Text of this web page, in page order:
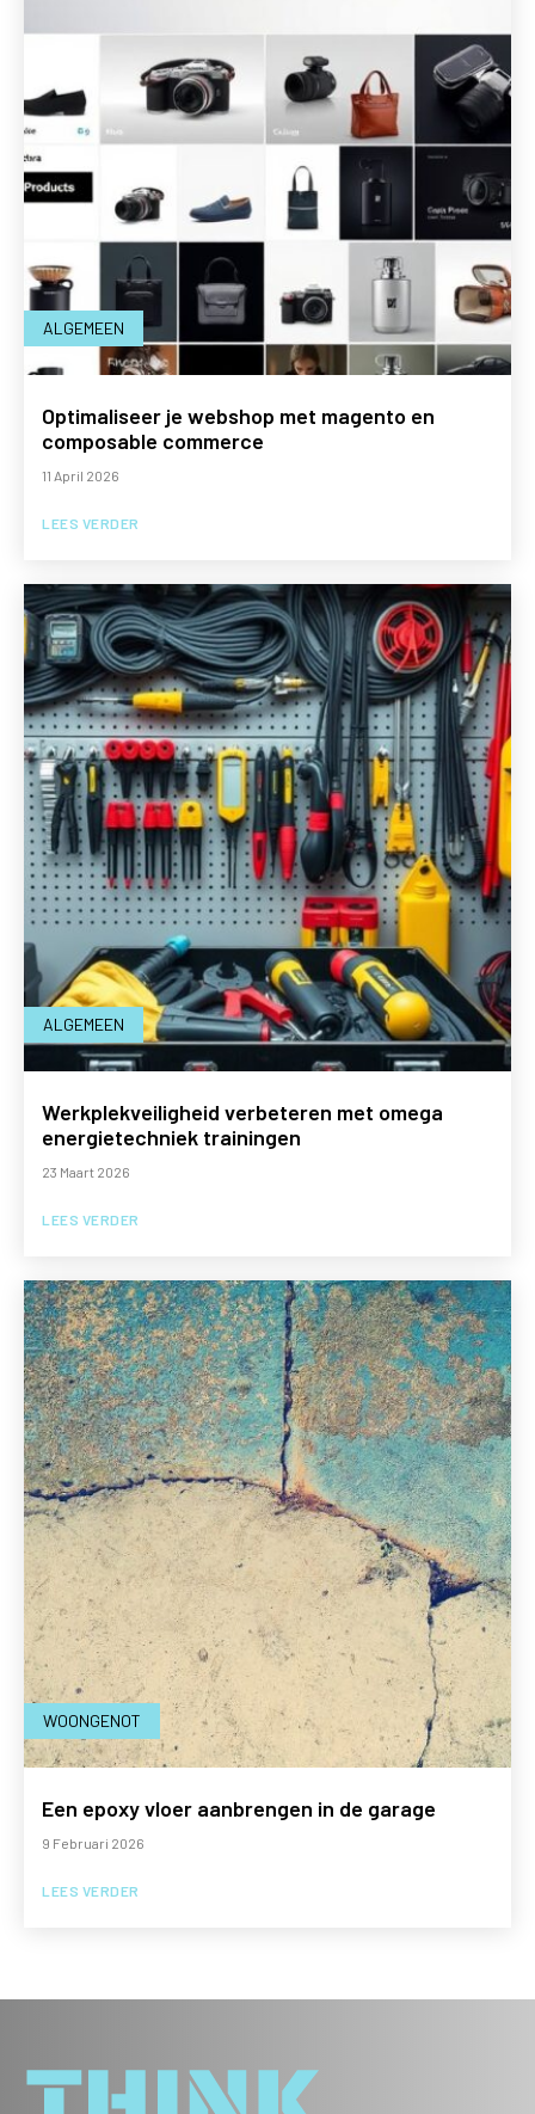
ALGEMEEN
Optimaliseer je webshop met magento en
composable commerce
11 April 2026
LEES VERDER
ALGEMEEN
Werkplekveiligheid verbeteren met omega
energietechniek trainingen
23 Maart 2026
LEES VERDER
WOONGENOT
Een epoxy vloer aanbrengen in de garage
9 Februari 2026
LEES VERDER